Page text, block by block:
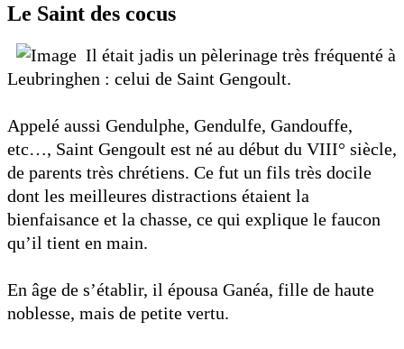
Le Saint des cocus
Il était jadis un pèlerinage très fréquenté à
Leubringhen : celui de Saint Gengoult.
Appelé aussi Gendulphe, Gendulfe, Gandouffe,
etc…, Saint Gengoult est né au début du VIII° siècle,
de parents très chrétiens. Ce fut un fils très docile
dont les meilleures distractions étaient la
bienfaisance et la chasse, ce qui explique le faucon
qu’il tient en main.
En âge de s’établir, il épousa Ganéa, fille de haute
noblesse, mais de petite vertu.